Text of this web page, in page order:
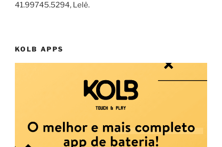
41.99745.5294, Lelê.
KOLB APPS